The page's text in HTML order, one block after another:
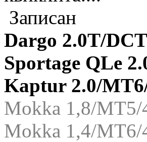
Записан
Dargo 2.0T/
Sportage QLe
Kaptur 2.0/
Mokka 1,8/МТ5/
Mokka 1,4/МТ6/